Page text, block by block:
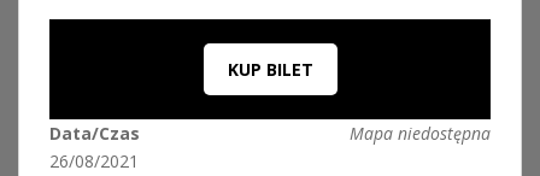
KUP BILET
Mapa niedostępna
Data/Czas
26/08/2021